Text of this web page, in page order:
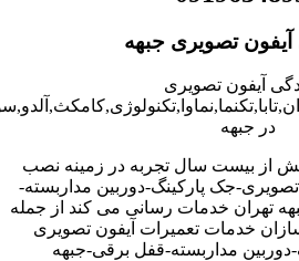
آیفون تصویری جبهه
آیفون تصویری
در جبهه
از بیست سال تجربه در زمینه نصب
جک پارکینگ-دوربین مداربسته-
تهران خدمات رسانی می کند از جمله
خدمات تعمیرات آیفون تصویری
مداربسته-قفل برقی-جبهه